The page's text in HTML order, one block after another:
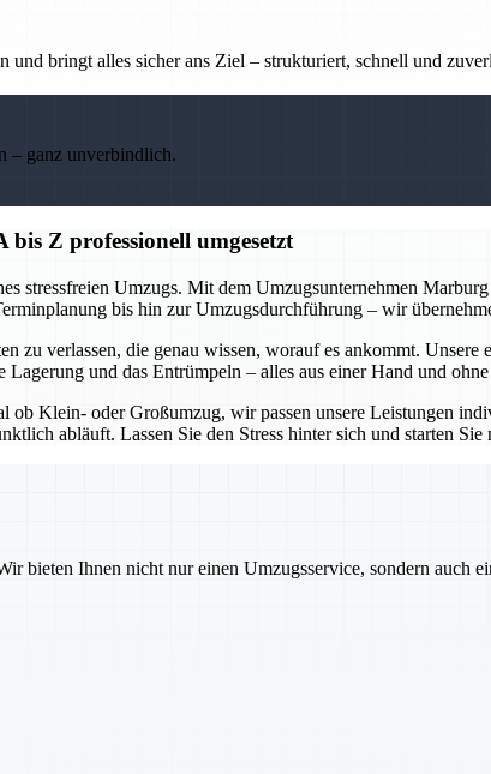
bringt alles sicher ans Ziel – strukturiert, schnell und
– ganz unverbindlich.
Z professionell umgesetzt
stressfreien Umzugs. Mit dem Umzugsunternehmen
bis hin zur Umzugsdurchführung – wir
zu verlassen, die genau wissen, worauf es ankommt. Unsere
und das Entrümpeln – alles aus einer Hand und
ob Klein- oder Großumzug, wir passen unsere Leistungen
abläuft. Lassen Sie den Stress hinter sich und starten
bieten Ihnen nicht nur einen Umzugsservice, sondern auch